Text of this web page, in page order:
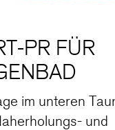
PR FÜR
im unteren
und